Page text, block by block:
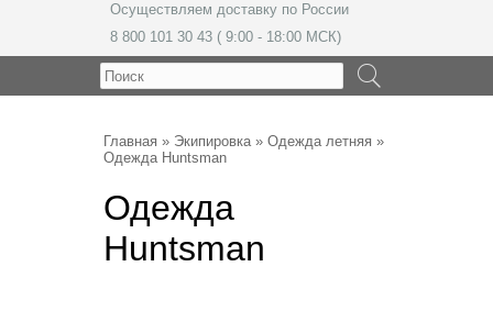
Осуществляем доставку по России
8 800 101 30 43 ( 9:00 - 18:00 МСК)
Главная » Экипировка» Одежда летняя »
Одежда Huntsman
Одежда
Huntsman